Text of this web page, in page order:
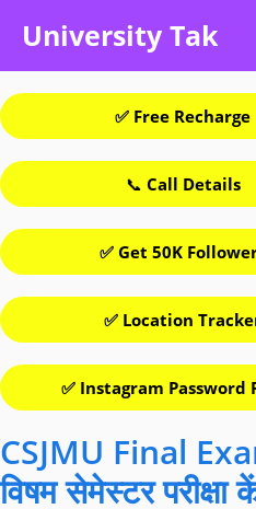
content
University Tak
✅ Free Recharge
📞 Call Details
✅ Get 50K
✅ Location
✅ Instagram Password
CSJMU Final
विषम सेमेस्टर